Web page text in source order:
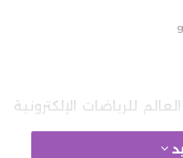
للرياضات الإلكترونية